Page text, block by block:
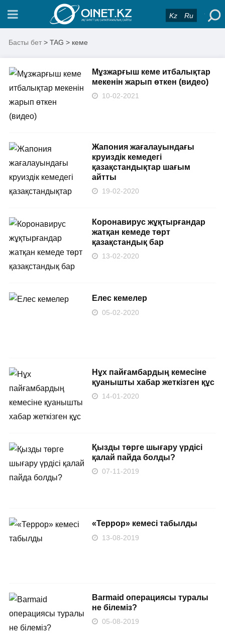
Kz Ru
Басты бет > TAG > кеме
Мұзжарғыш кеме итбалықтар
мекенін жарып өткен (видео)
10-02-2021
Жапония жағалауындағы
круиздік кемедегі
қазақстандықтар шағым
айтты
19-02-2020
Коронавирус жұқтырғандар
жатқан кемеде төрт
қазақстандық бар
13-02-2020
Елес кемелер
05-02-2020
Нұх пайғамбардың кемесіне
қуанышты хабар жеткізген құс
14-01-2020
Қызды төрге шығару үрдісі
қалай пайда болды?
07-11-2019
«Террор» кемесі табылды
13-08-2019
Barmaid операциясы туралы
не білеміз?
05-08-2019